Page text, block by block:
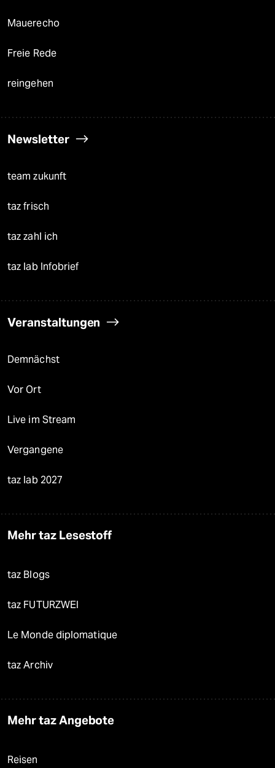
Mauerecho
Freie Rede
reingehen
Newsletter
team zukunft
taz frisch
taz zahl ich
taz lab Infobrief
Veranstaltungen
Demnächst
Vor Ort
Live im Stream
Vergangene
taz lab 2027
Mehr taz Lesestoff
taz Blogs
taz FUTURZWEI
Le Monde diplomatique
taz Archiv
Mehr taz Angebote
Reisen